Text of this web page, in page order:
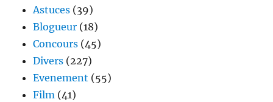
Astuces (39)
Blogueur (18)
Concours (45)
Divers (227)
Evenement (55)
Film (41)